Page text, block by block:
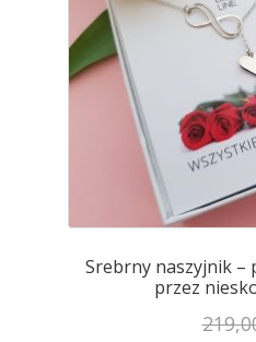
Srebrny naszyjnik –
przez